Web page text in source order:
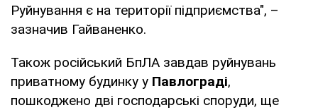
Руйнування є на території підприємства", –
зазначив Гайваненко.
Також російський БпЛА завдав руйнувань
приватному будинку у Павлограді,
пошкоджено дві господарські споруди, ще